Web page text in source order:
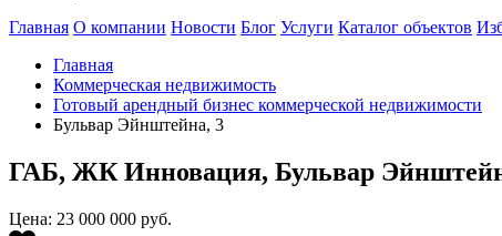
Главная О компании Новости Блог Услуги Каталог объектов
Главная
Коммерческая недвижимость
Готовый арендный бизнес коммерческой недвижимости
Бульвар Эйнштейна, 3
ГАБ, ЖК Инновация, Бульвар
Цена: 23 000 000 руб.